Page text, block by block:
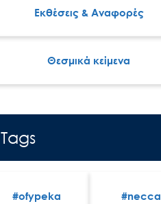
Εκθέσεις & Αναφορές
Θεσμικά κείμενα
Tags
#ofypeka #necca